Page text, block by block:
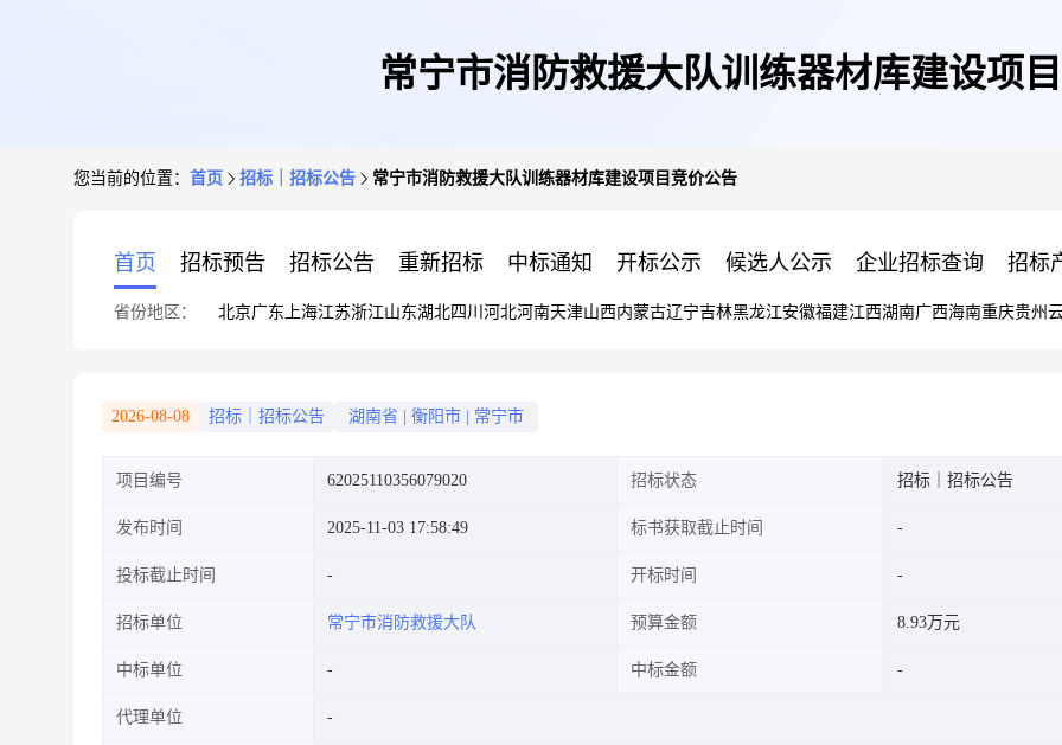
常宁市消防救援大队训练器材库建设项
您当前的位置： 首页 招标｜招标公告 常宁市消防救援大队训练器材库建设项目竞价公告
首页 招标预告 招标公告 重新招标 中标通知 开标公示 候选人公示 企业招标查询 招标
省份地区： 北京广东 上海江苏浙江山东湖北四川 河北河南天津山西内蒙古辽宁吉林黑龙江安徽福建江西湖南广西海南重庆贵州
2026-08-08 招标｜招标公告 湖南省 衡阳市 常宁市
项目编号 62025110356079020 招标状态 招标｜招标公告
发布时间 2025-11-03 17:58:49 标书获取截止时间
投标截止时间 开标时间
招标单位 常宁市消防救援大队 预算金额 8.93万元
中标单位 中标金额
代理单位